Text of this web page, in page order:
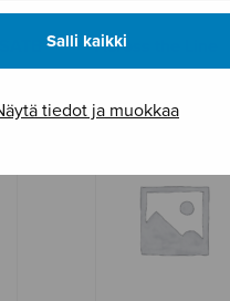
Salli kaikki
tiedot ja muokkaa
Across the Line